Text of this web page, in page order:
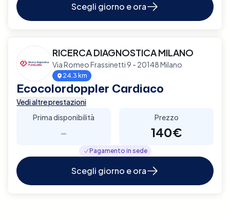
Scegli giorno e ora
RICERCA DIAGNOSTICA MILANO
Via Romeo Frassinetti 9 - 20148 Milano
24.3 km
Ecocolordoppler Cardiaco
Vedi altre prestazioni
Prima disponibilità
-
Prezzo
140€
Pagamento in sede
Scegli giorno e ora